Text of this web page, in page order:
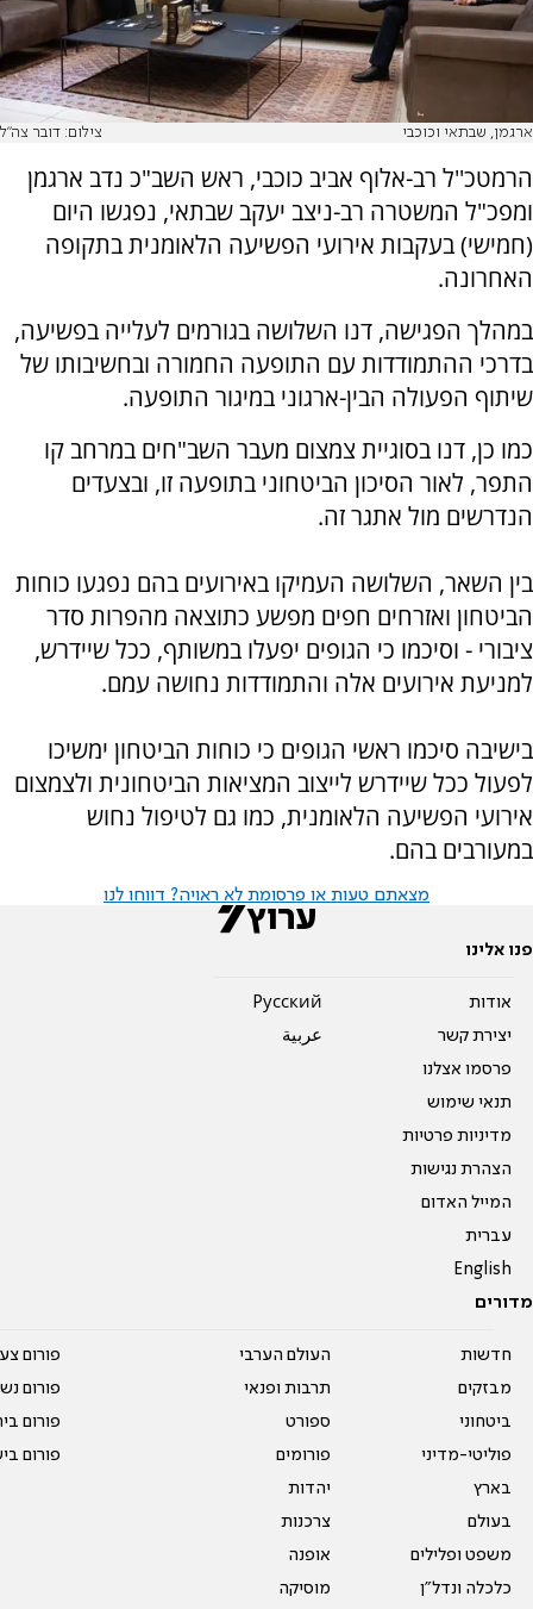
ארגמן, שבתאי וכוכבי צילום: דובר צה"ל
הרמטכ''ל רב-אלוף אביב כוכבי, ראש השב"כ נדב ארגמן
ומפכ"ל המשטרה רב-ניצב יעקב שבתאי, נפגשו היום
(חמישי) בעקבות אירועי הפשיעה הלאומנית בתקופה
האחרונה.
במהלך הפגישה, דנו השלושה בגורמים לעלייה בפשיעה,
בדרכי ההתמודדות עם התופעה החמורה ובחשיבותו של
שיתוף הפעולה הבין-ארגוני במיגור התופעה.
כמו כן, דנו בסוגיית צמצום מעבר השב"חים במרחב קו
התפר, לאור הסיכון הביטחוני בתופעה זו, ובצעדים
הנדרשים מול אתגר זה.
בין השאר, השלושה העמיקו באירועים בהם נפגעו כוחות
הביטחון ואזרחים חפים מפשע כתוצאה מהפרות סדר
ציבורי - וסיכמו כי הגופים יפעלו במשותף, ככל שיידרש,
למניעת אירועים אלה והתמודדות נחושה עמם.
בישיבה סיכמו ראשי הגופים כי כוחות הביטחון ימשיכו
לפעול ככל שיידרש לייצוב המציאות הביטחונית ולצמצום
אירועי הפשיעה הלאומנית, כמו גם לטיפול נחוש
במעורבים בהם.
מצאתם טעות או פרסומת לא ראויה? דווחו לנו
פנו אלינו
אודות
יצירת קשר
פרסמו אצלנו
תנאי שימוש
מדיניות פרטיות
הצהרת נגישות
המייל האדום
עברית
English
Pусский
عربية
מדורים
חדשות
מבזקים
ביטחוני
פוליטי-מדיני
בארץ
בעולם
משפט ופלילים
כלכלה ונדל"ן
העולם הערבי
תרבות ופנאי
ספורט
פורומים
יהדות
צרכנות
אופנה
מוסיקה
פורום
פורום
פורום
פורום